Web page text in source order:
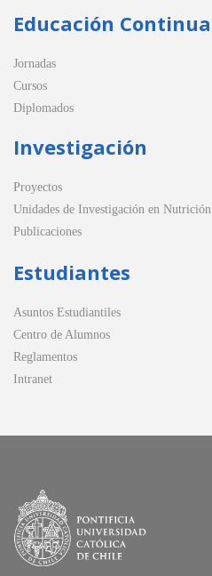
Educación Continua
Jornadas
Cursos
Diplomados
Investigación
Proyectos
Unidades de Investigación en Nutrición
Publicaciones
Estudiantes
Asuntos Estudiantiles
Centro de Alumnos
Reglamentos
Intranet